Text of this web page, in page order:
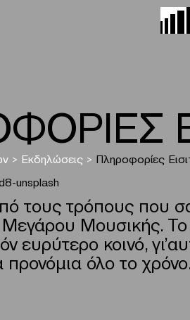
> Εκδηλώσεις > Πληροφορίες
τους τρόπους που
Μουσικής.
ευρύτερο κοινό,
προνόµια όλο το χρόνο.